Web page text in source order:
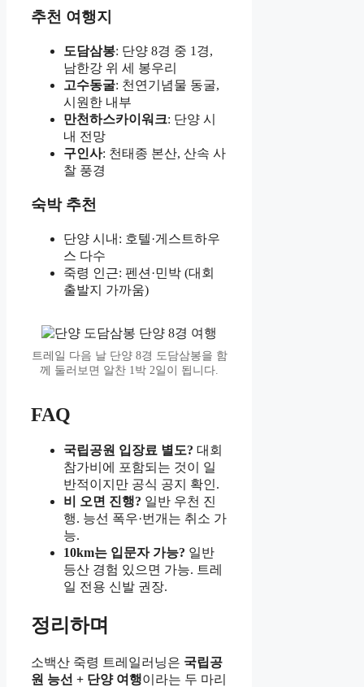
추천 여행지
도담삼봉: 단양 8경 중 1경,
남한강 위 세 봉우리
고수동굴: 천연기념물 동굴,
시원한 내부
만천하스카이워크: 단양 시
내 전망
구인사: 천태종 본산, 산속 사
찰 풍경
숙박 추천
단양 시내: 호텔·게스트하우
스 다수
죽령 인근: 펜션·민박 (대회
출발지 가까움)
트레일 다음 날 단양 8경 도담삼봉을 함
께 둘러보면 알찬 1박 2일이 됩니다.
FAQ
국립공원 입장료 별도? 대회
참가비에 포함되는 것이 일
반적이지만 공식 공지 확인.
비 오면 진행? 일반 우천 진
행. 능선 폭우·번개는 취소 가
능.
10km는 입문자 가능? 일반
등산 경험 있으면 가능. 트레
일 전용 신발 권장.
정리하며
소백산 죽령 트레일러닝은 국립공
원 능선 + 단양 여행이라는 두 마리